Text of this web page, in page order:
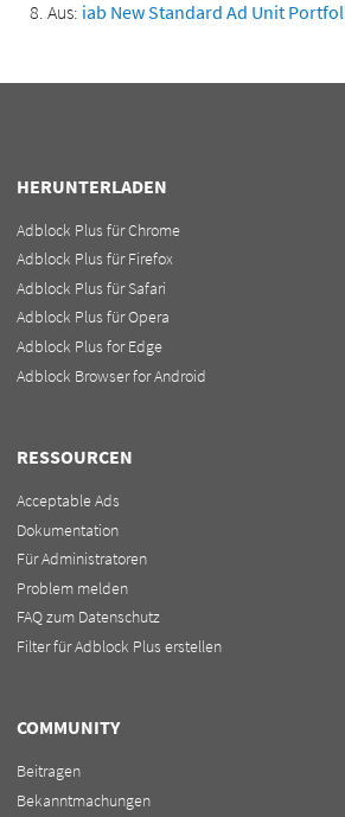
Aus: iab New Standard Ad Unit
HERUNTERLADEN
Adblock Plus für Chrome
Adblock Plus für Firefox
Adblock Plus für Safari
Adblock Plus für Opera
Adblock Plus for Edge
Adblock Browser for Android
RESSOURCEN
Acceptable Ads
Dokumentation
Für Administratoren
Problem melden
FAQ zum Datenschutz
Filter für Adblock Plus erstellen
COMMUNITY
Beitragen
Bekanntmachungen